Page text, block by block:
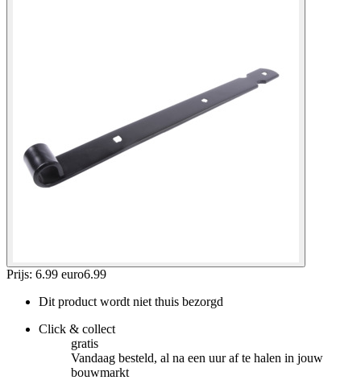
Prijs: 6.99 euro6.99
Dit product wordt niet thuis bezorgd
Click & collect
gratis
Vandaag besteld, al na een uur af te halen in jouw
bouwmarkt